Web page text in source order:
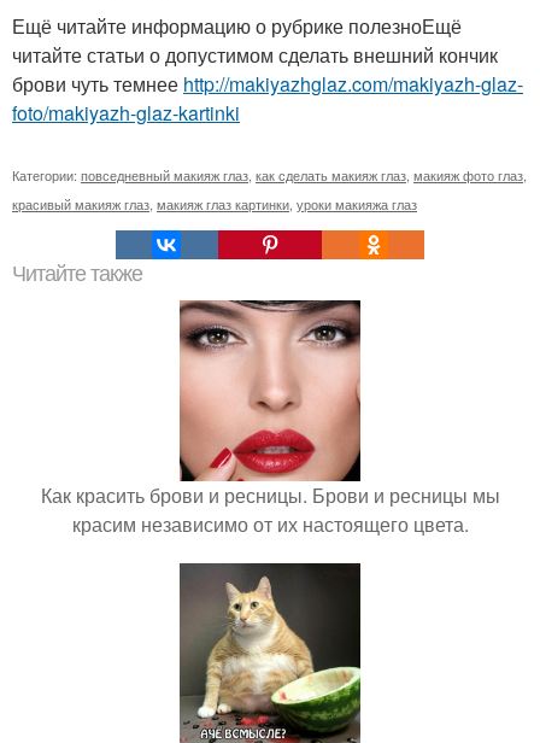
Ещё читайте информацию о рубрике полезноЕщё
читайте статьи о допустимом сделать внешний кончик
брови чуть темнее http://makiyazhglaz.com/makiyazh-glaz-
foto/makiyazh-glaz-kartinki
Категории: повседневный макияж глаз как сделать макияж глаз макияж фото глаз
красивый макияж глаз макияж глаз картинки уроки макияжа глаз
Читайте также
Как красить брови и ресницы. Брови и ресницы мы
красим независимо от их настоящего цвета.